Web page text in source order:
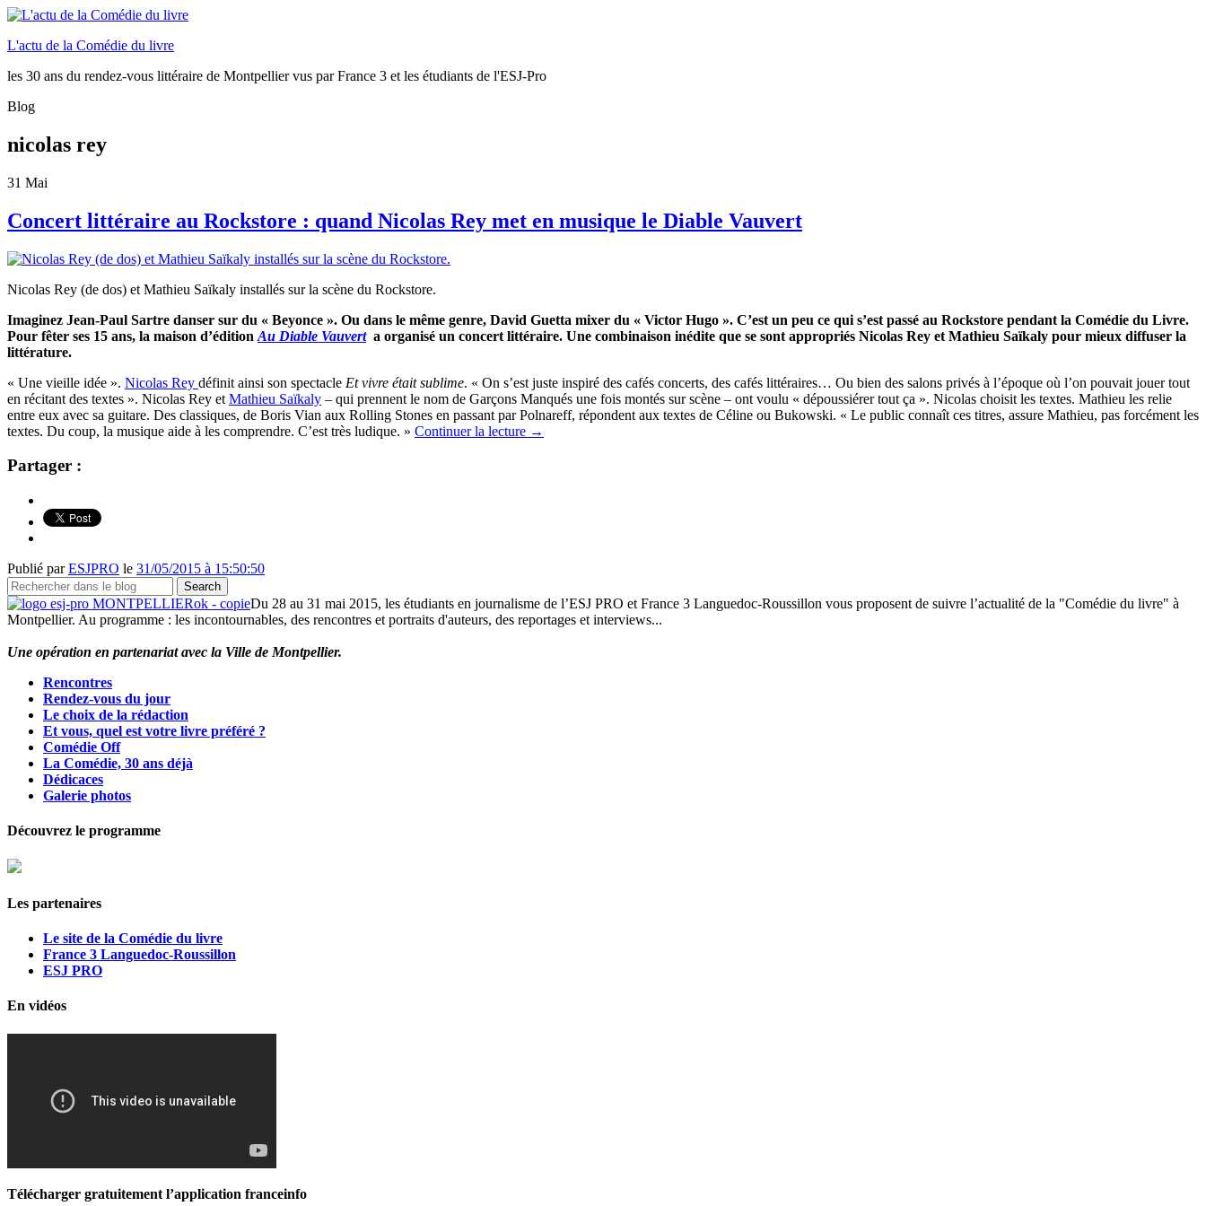
L'actu de la Comédie du livre
les 30 ans du rendez-vous littéraire de Montpellier vus par France 3 et les étudiants de l'ESJ-Pro
Blog
nicolas rey
31 Mai
Concert littéraire au Rockstore : quand Nicolas Rey met en musique le Diable Vauvert
Nicolas Rey (de dos) et Mathieu Saïkaly installés sur la scène du Rockstore.
Imaginez Jean-Paul Sartre danser sur du « Beyonce ». Ou dans le même genre, David Guetta mixer du « Victor Hugo ». C’est un peu ce qui s’est passé au Rockstore pendant la Comédie du Livre.
Pour fêter ses 15 ans, la maison d’édition Au Diable Vauverta organisé un concert littéraire. Une combinaison inédite que se sont appropriés Nicolas Rey et Mathieu Saïkaly pour mieux diffuser la
littérature.
« Une vieille idée ». Nicolas Rey définit ainsi son spectacle Et vivre était sublime. « On s’est juste inspiré des cafés concerts, des cafés littéraires… Ou bien des salons privés à l’époque où l’on pouvait jouer tout
en récitant des textes ». Nicolas Rey et Mathieu Saïkaly – qui prennent le nom de Garçons Manqués une fois montés sur scène – ont voulu « dépoussiérer tout ça ». Nicolas choisit les textes. Mathieu les relie
entre eux avec sa guitare. Des classiques, de Boris Vian aux Rolling Stones en passant par Polnareff, répondent aux textes de Céline ou Bukowski. « Le public connaît ces titres, assure Mathieu, pas forcément les
textes. Du coup, la musique aide à les comprendre. C’est très ludique. » Continuer la lecture →
Partager :
Publié parESJPRO le 31/05/2015 à 15:50:50
Du 28 au 31 mai 2015, les étudiants en journalisme de l’ESJ PRO et France 3 Languedoc-Roussillon vous proposent de suivre l’actualité de la "Comédie du livre" à
Montpellier. Au programme : les incontournables, des rencontres et portraits d'auteurs, des reportages et interviews...
Une opération en partenariat avec la Ville de Montpellier.
Rencontres
Rendez-vous du jour
Le choix de la rédaction
Et vous, quel est votre livre préféré ?
Comédie Off
La Comédie, 30 ans déjà
Dédicaces
Galerie photos
Découvrez le programme
Les partenaires
Le site de la Comédie du livre
France 3 Languedoc-Roussillon
ESJ PRO
En vidéos
Télécharger gratuitement l’application franceinfo